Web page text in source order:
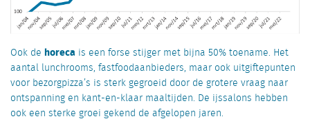
Ook de horeca is een forse stijger met bijna 50% toename. Het
aantal lunchrooms, fastfoodaanbieders, maar ook uitgiftepunten
voor bezorgpizza’s is sterk gegroeid door de grotere vraag naar
ontspanning en kant-en-klaar maaltijden. De ijssalons hebben
ook een sterke groei gekend de afgelopen jaren.